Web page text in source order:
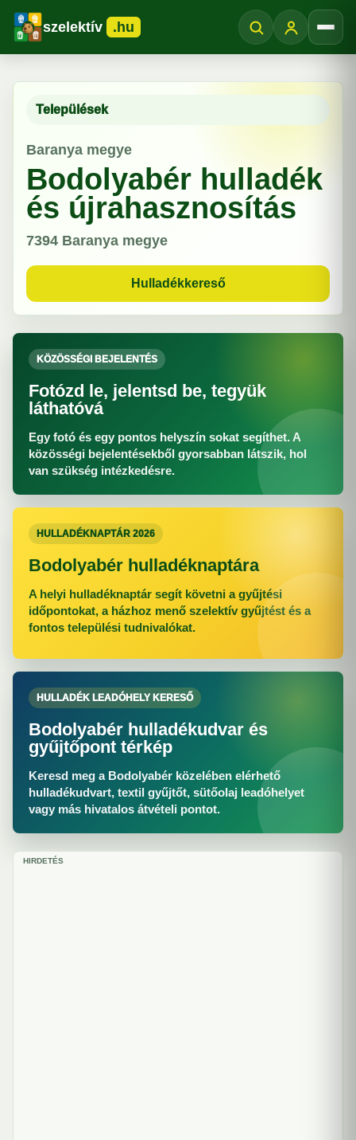
szelektív .hu
Települések
Baranya megye
Bodolyabér hulladék
és újrahasznosítás
7394 Baranya megye
Hulladékkereső
KÖZÖSSÉGI BEJELENTÉS
Fotózd le, jelentsd be, tegyük
láthatóvá
Egy fotó és egy pontos helyszín sokat segíthet. A
közösségi bejelentésekből gyorsabban látszik, hol
van szükség intézkedésre.
HULLADÉKNAPTÁR 2026
Bodolyabér hulladéknaptára
A helyi hulladéknaptár segít követni a gyűjtési
időpontokat, a házhoz menő szelektív gyűjtést és a
fontos települési tudnivalókat.
HULLADÉK LEADÓHELY KERESŐ
Bodolyabér hulladékudvar és
gyűjtőpont térkép
Keresd meg a Bodolyabér közelében elérhető
hulladékudvart, textil gyűjtőt, sütőolaj leadóhelyet
vagy más hivatalos átvételi pontot.
HIRDETÉS